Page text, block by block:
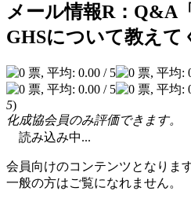
メール情報R：Q&A
GHSについて教えて
5)
化成協会員のみ評価できます。
読み込み中...
会員向けのコンテンツとなります
一般の方はご覧になれません。